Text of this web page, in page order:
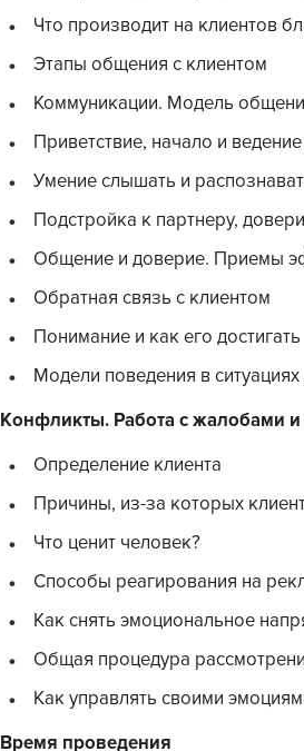
Что производит на клиентов
Этапы общения с клиентом
Коммуникации. Модель
Приветствие, начало и
Умение слышать и
Подстройка к партнеру,
Общение и доверие. Приемы
Обратная связь с клиентом
Понимание и как его достигать
Модели поведения в
Конфликты. Работа с жалобами
Определение клиента
Причины, из-за которых
Что ценит человек?
Способы реагирования на
Как снять эмоциональное
Общая процедура
Как управлять своими
Время проведения